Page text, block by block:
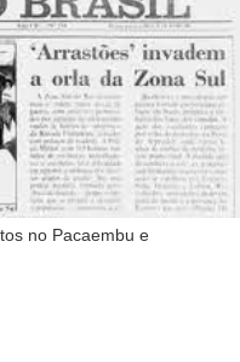
no Pacaembu e